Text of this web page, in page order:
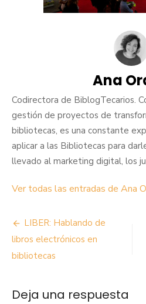
Ana
Codirectora de BiblogTecarios.
gestión de proyectos de
bibliotecas, es una constante
aplicar a las Bibliotecas para
llevado al marketing digital, los
Ver todas las entradas de Ana
Navegación
de
entradas
LIBER: Hablando de
libros electrónicos en
bibliotecas
Deja una respuesta